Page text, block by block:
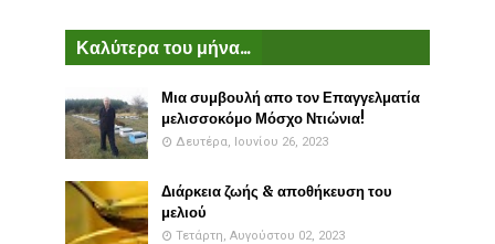
Καλύτερα του μήνα...
Μια συμβουλή απο τον Επαγγελματία
μελισσοκόμο Μόσχο Ντιώνια!
Δευτέρα, Ιουνίου 26, 2023
Διάρκεια ζωής & αποθήκευση του
μελιού
Τετάρτη, Αυγούστου 02, 2023